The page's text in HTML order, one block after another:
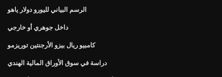
الرسم البياني لليورو دولار ياهو
داخل جوهري أو خارجي
كامبيو ريال بيزو الأرجنتين توريزمو
دراسة في سوق الأوراق المالية الهندي